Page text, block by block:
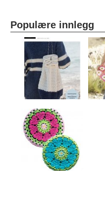
Populære innlegg